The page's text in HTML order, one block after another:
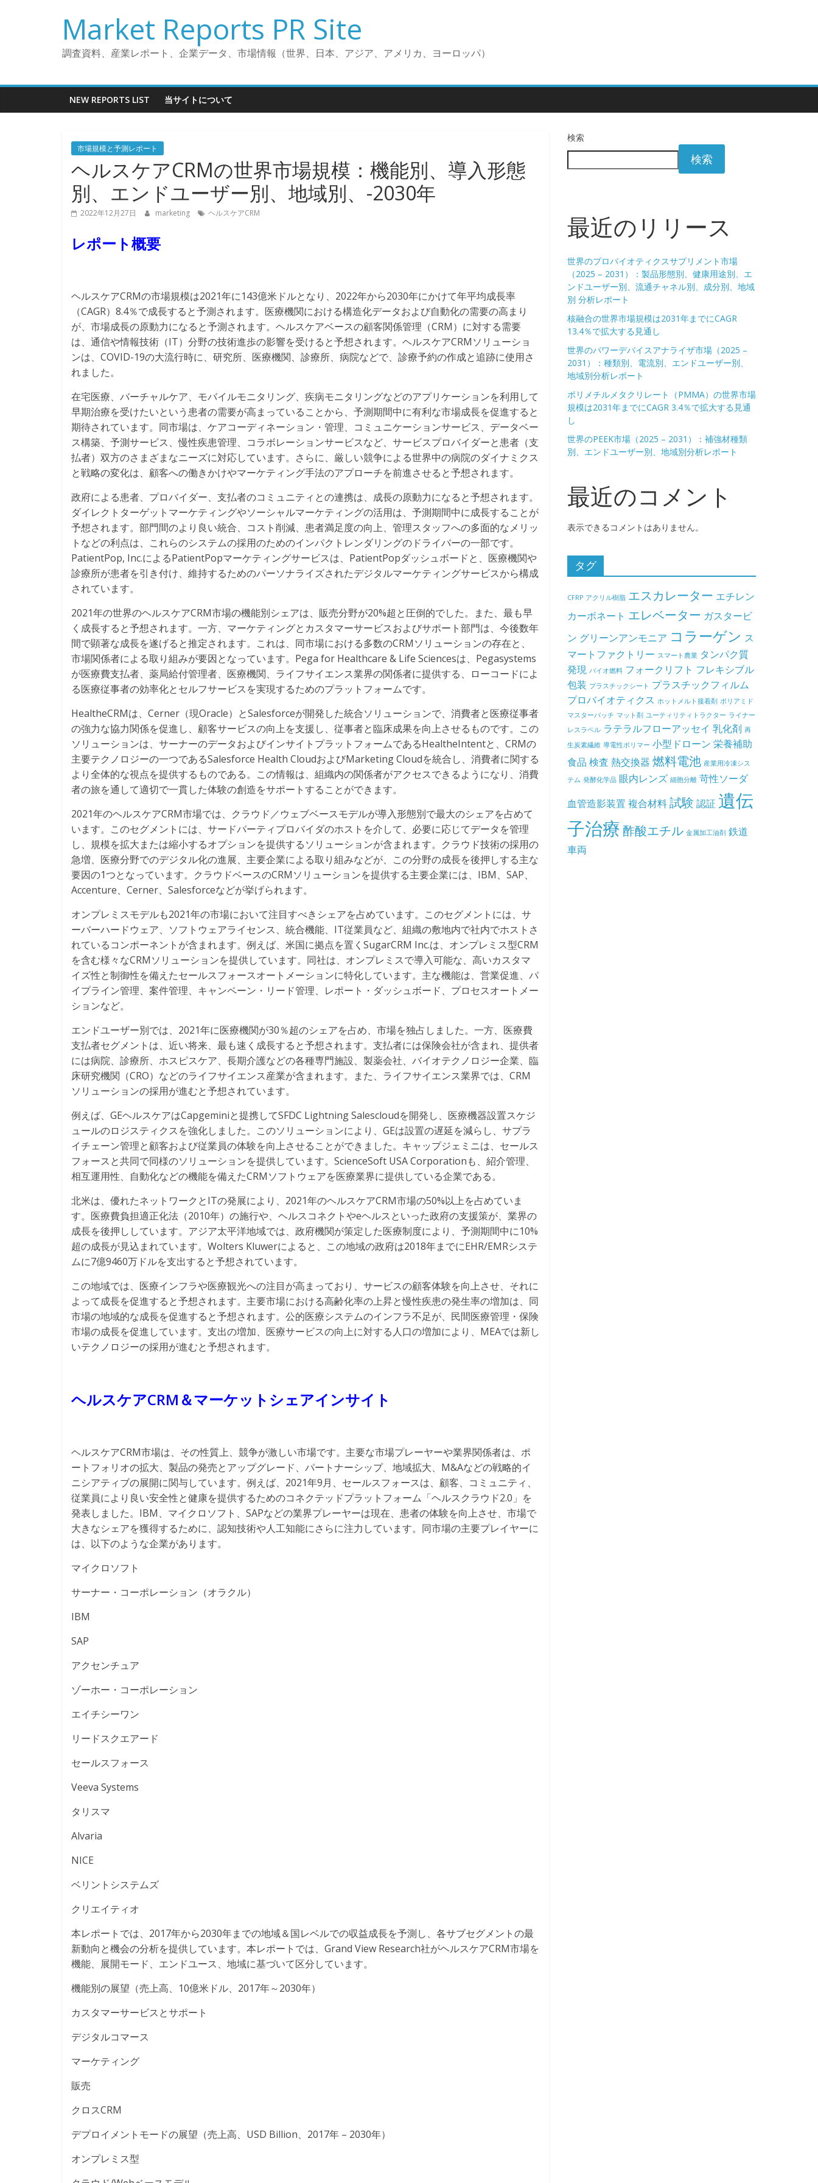
へ
キ
Market Reports PR Site
調査資料、産業レポート、企業データ、市場情報（世界、日本、アジア、アメリカ、ヨーロッパ）
NEW REPORTS LIST 当サイトについて
市場規模と予測レポート
ヘルスケアCRMの世界市場規模：機能別、導入形態
別、エンドユーザー別、地域別、-2030年
2022年12月27日 marketing ヘルスケアCRM
レポート概要
ヘルスケアCRMの市場規模は2021年に143億米ドルとなり、2022年から2030年にかけて年平均成長率
（CAGR）8.4％で成長すると予測されます。医療機関における構造化データおよび自動化の需要の高まり
が、市場成長の原動力になると予測されます。ヘルスケアベースの顧客関係管理（CRM）に対する需要
は、通信や情報技術（IT）分野の技術進歩の影響を受けると予想されます。ヘルスケアCRMソリューショ
ンは、COVID-19の大流行時に、研究所、医療機関、診療所、病院などで、診療予約の作成と追跡に使用さ
れました。
在宅医療、バーチャルケア、モバイルモニタリング、疾病モニタリングなどのアプリケーションを利用して
早期治療を受けたいという患者の需要が高まっていることから、予測期間中に有利な市場成長を促進すると
期待されています。同市場は、ケアコーディネーション・管理、コミュニケーションサービス、データベー
ス構築、予測サービス、慢性疾患管理、コラボレーションサービスなど、サービスプロバイダーと患者（支
払者）双方のさまざまなニーズに対応しています。さらに、厳しい競争による世界中の病院のダイナミクス
と戦略の変化は、顧客への働きかけやマーケティング手法のアプローチを前進させると予想されます。
政府による患者、プロバイダー、支払者のコミュニティとの連携は、成長の原動力になると予想されます。
ダイレクトターゲットマーケティングやソーシャルマーケティングの活用は、予測期間中に成長することが
予想されます。部門間のより良い統合、コスト削減、患者満足度の向上、管理スタッフへの多面的なメリッ
トなどの利点は、これらのシステムの採用のためのインパクトレンダリングのドライバーの一部です。
PatientPop, Inc.によるPatientPopマーケティングサービスは、PatientPopダッシュボードと、医療機関や
診療所が患者を引き付け、維持するためのパーソナライズされたデジタルマーケティングサービスから構成
されています。
2021年の世界のヘルスケアCRM市場の機能別シェアは、販売分野が20%超と圧倒的でした。また、最も早
く成長すると予想されます。一方、マーケティングとカスタマーサービスおよびサポート部門は、今後数年
間で顕著な成長を遂げると推定されます。これは、同市場における多数のCRMソリューションの存在と、
市場関係者による取り組みが要因となっています。Pega for Healthcare & Life Sciencesは、Pegasystems
が医療費支払者、薬局給付管理者、医療機関、ライフサイエンス業界の関係者に提供する、ローコードによ
る医療従事者の効率化とセルフサービスを実現するためのプラットフォームです。
HealtheCRMは、Cerner（現Oracle）とSalesforceが開発した統合ソリューションで、消費者と医療従事者
の強力な協力関係を促進し、顧客サービスの向上を支援し、従事者と臨床成果を向上させるものです。この
ソリューションは、サーナーのデータおよびインサイトプラットフォームであるHealtheIntentと、CRMの
主要テクノロジーの一つであるSalesforce Health CloudおよびMarketing Cloudを統合し、消費者に関する
より全体的な視点を提供するものである。この情報は、組織内の関係者がアクセスできるようになり、消費
者の旅を通して適切で一貫した体験の創造をサポートすることができます。
2021年のヘルスケアCRM市場では、クラウド／ウェブベースモデルが導入形態別で最大のシェアを占めて
います。このセグメントには、サードパーティプロバイダのホストを介して、必要に応じてデータを管理
し、規模を拡大または縮小するオプションを提供するソリューションが含まれます。クラウド技術の採用の
急増、医療分野でのデジタル化の進展、主要企業による取り組みなどが、この分野の成長を後押しする主な
要因の1つとなっています。クラウドベースのCRMソリューションを提供する主要企業には、IBM、SAP、
Accenture、Cerner、Salesforceなどが挙げられます。
オンプレミスモデルも2021年の市場において注目すべきシェアを占めています。このセグメントには、サ
ーバーハードウェア、ソフトウェアライセンス、統合機能、IT従業員など、組織の敷地内で社内でホストさ
れているコンポーネントが含まれます。例えば、米国に拠点を置くSugarCRM Inc.は、オンプレミス型CRM
を含む様々なCRMソリューションを提供しています。同社は、オンプレミスで導入可能な、高いカスタマ
イズ性と制御性を備えたセールスフォースオートメーションに特化しています。主な機能は、営業促進、パ
イプライン管理、案件管理、キャンペーン・リード管理、レポート・ダッシュボード、プロセスオートメー
ションなど。
エンドユーザー別では、2021年に医療機関が30％超のシェアを占め、市場を独占しました。一方、医療費
支払者セグメントは、近い将来、最も速く成長すると予想されます。支払者には保険会社が含まれ、提供者
には病院、診療所、ホスピスケア、長期介護などの各種専門施設、製薬会社、バイオテクノロジー企業、臨
床研究機関（CRO）などのライフサイエンス産業が含まれます。また、ライフサイエンス業界では、CRM
ソリューションの採用が進むと予想されています。
例えば、GEヘルスケアはCapgeminiと提携してSFDC Lightning Salescloudを開発し、医療機器設置スケジ
ュールのロジスティクスを強化しました。このソリューションにより、GEは設置の遅延を減らし、サプラ
イチェーン管理と顧客および従業員の体験を向上させることができました。キャップジェミニは、セールス
フォースと共同で同様のソリューションを提供しています。ScienceSoft USA Corporationも、紹介管理、
相互運用性、自動化などの機能を備えたCRMソフトウェアを医療業界に提供している企業である。
北米は、優れたネットワークとITの発展により、2021年のヘルスケアCRM市場の50%以上を占めていま
す。医療費負担適正化法（2010年）の施行や、ヘルスコネクトやeヘルスといった政府の支援策が、業界の
成長を後押ししています。アジア太平洋地域では、政府機関が策定した医療制度により、予測期間中に10%
超の成長が見込まれています。Wolters Kluwerによると、この地域の政府は2018年までにEHR/EMRシステ
ムに7億9460万ドルを支出すると予想されています。
この地域では、医療インフラや医療観光への注目が高まっており、サービスの顧客体験を向上させ、それに
よって成長を促進すると予想されます。主要市場における高齢化率の上昇と慢性疾患の発生率の増加は、同
市場の地域的な成長を促進すると予想されます。公的医療システムのインフラ不足が、民間医療管理・保険
市場の成長を促進しています。支出の増加、医療サービスの向上に対する人口の増加により、MEAでは新し
いテクノロジーの採用が進むと予想されます。
ヘルスケアCRM＆マーケットシェアインサイト
ヘルスケアCRM市場は、その性質上、競争が激しい市場です。主要な市場プレーヤーや業界関係者は、ポ
ートフォリオの拡大、製品の発売とアップグレード、パートナーシップ、地域拡大、M&Aなどの戦略的イ
ニシアティブの展開に関与しています。例えば、2021年9月、セールスフォースは、顧客、コミュニティ、
従業員により良い安全性と健康を提供するためのコネクテッドプラットフォーム「ヘルスクラウド2.0」を
発表しました。IBM、マイクロソフト、SAPなどの業界プレーヤーは現在、患者の体験を向上させ、市場で
大きなシェアを獲得するために、認知技術や人工知能にさらに注力しています。同市場の主要プレイヤーに
は、以下のような企業があります。
マイクロソフト
サーナー・コーポレーション（オラクル）
IBM
SAP
アクセンチュア
ゾーホー・コーポレーション
エイチシーワン
リードスクエアード
セールスフォース
Veeva Systems
タリスマ
Alvaria
NICE
ベリントシステムズ
クリエイティオ
本レポートでは、2017年から2030年までの地域＆国レベルでの収益成長を予測し、各サブセグメントの最
新動向と機会の分析を提供しています。本レポートでは、Grand View Research社がヘルスケアCRM市場を
機能、展開モード、エンドユース、地域に基づいて区分しています。
機能別の展望（売上高、10億米ドル、2017年～2030年）
カスタマーサービスとサポート
デジタルコマース
マーケティング
販売
クロスCRM
デプロイメントモードの展望（売上高、USD Billion、2017年 – 2030年）
オンプレミス型
検索
検索
最近のリリース
世界のプロバイオティクスサプリメント市場
（2025 – 2031）：製品形態別、健康用途別、エ
ンドユーザー別、流通チャネル別、成分別、地域
別 分析レポート
核融合の世界市場規模は2031年までにCAGR
13.4％で拡大する見通し
世界のパワーデバイスアナライザ市場（2025 –
2031）：種類別、電流別、エンドユーザー別、
地域別分析レポート
ポリメチルメタクリレート（PMMA）の世界市場
規模は2031年までにCAGR 3.4％で拡大する見通
し
世界のPEEK市場（2025 – 2031）：補強材種類
別、エンドユーザー別、地域別分析レポート
最近のコメント
表示できるコメントはありません。
タグ
CFRP アクリル樹脂 エスカレーター エチレン
カーボネート エレベーター ガスタービ
ン グリーンアンモニア コラーゲン ス
マートファクトリー スマート農業 タンパク質
発現 バイオ燃料 フォークリフト フレキシブル
包装 プラスチックシート プラスチックフィルム
プロバイオティクス ホットメルト接着剤 ポリアミド
マスターバッチ マット剤 ユーティリティトラクター ライナー
レスラベル ラテラルフローアッセイ 乳化剤 再
生炭素繊維 導電性ポリマー 小型ドローン 栄養補助
食品 検査 熱交換器 燃料電池 産業用冷凍シス
テム 発酵化学品 眼内レンズ 細胞分離 苛性ソーダ
血管造影装置 複合材料試験 認証 遺伝
子治療 酢酸エチル 金属加工油剤 鉄道
車両